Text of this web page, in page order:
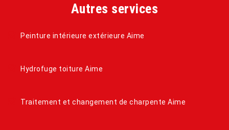
Autres services
Peinture intérieure extérieure Aime
Hydrofuge toiture Aime
Traitement et changement de charpente Aime